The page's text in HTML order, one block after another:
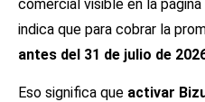
comercial visible en la
indica que para cobrar la
antes del 31 de julio de
Eso significa que activar